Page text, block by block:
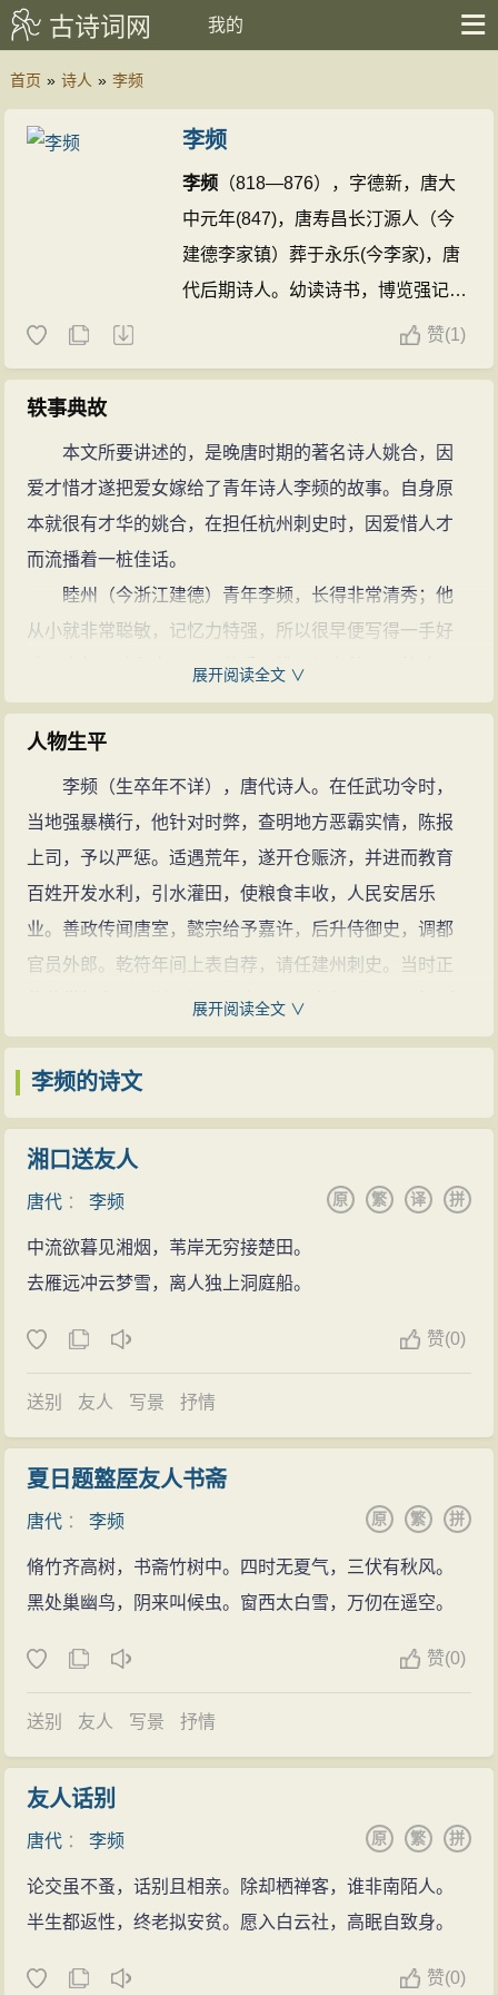
古诗词网 我的
首页 » 诗人 » 李频
李频
李频 （818—876），字德新，唐大
中元年(847)，唐寿昌长汀源人（今
建德李家镇）葬于永乐(今李家)，唐
代后期诗人。幼读诗书，博览强记，
领悟颇多。寿昌县令 穆君 游灵栖
赞(1)
轶事典故
本文所要讲述的，是晚唐时期的著名诗人姚合，因
爱才惜才遂把爱女嫁给了青年诗人李频的故事。自身原
本就很有才华的姚合，在担任杭州刺史时，因爱惜人才
而流播着一桩佳话。
睦州（今浙江建德）青年李频，长得非常清秀；他
从小就非常聪敏，记忆力特强，所以很早便写得一手好
诗。李频从诗友方干那里获悉，姚不仅有着不凡的诗
才，而且还特为赏识别人的才华。居住在西山的李频觉
得自己老住在乡下也不是久长之计，遂不远千里跑到杭
州，请姚合给他的诗作出品评；李频心想，姚的评定说
不准将会给自己有颗定心丸吃呢。
在杭州太守府里，李频把自己的身世向姚公简单扼
要地作了介绍，然后便恭恭敬敬地把随身携带着的诗文
稿呈献给他。一翻开诗文集，一首题为《湘中送友人》
的七律诗，直跃入了姚公的眼帘。读罢，姚公不禁掀髯
李频一听，既惶恐又很兴奋地向姚公深表感谢，同时自
这诗来：
中流欲暮见湘烟，岸苇无穷接楚天。
去雁远冲云梦雪，离人独上洞庭船。
风波尽日依山转，星汉通宵向水悬。
零落梅花过残腊，故园归去又新年。
“好诗啊，真是好诗！”姚合自言自语道：“首联对起的
不多见。而且此诗先写湘水连天，正为离人独往凄凉一
心说，人们传说惜才爱才的姚大人果然名不虚传！
此时，姚合手里拿着诗稿，严肃地凝视着李频并询
问：“贤契可曾成家？”李频当即恭敬作答道：“回大人，小
生由于一直攻读书史，尚且无暇顾及成家之事。”姚合便
大喜道：“本官愿以小女为君侍奉箕帚，不知意下何如？”
李频更是兴奋不已地向姚大人深施一礼道：“多谢大人垂
爱女嫁给了青年诗人李频。
因，那就是他颇为看好李的人品，也许这才是姚出嫁爱
女的主要意旨所在。事实上，此前杭州人郑巢因为颇富
才华也曾得到过姚的欣赏，姚凡是外出登临游览，就时
常把郑携带在身边，但郑并没有成为他的快婿。而李频
后来在做官时，果然为老百姓做了许多好事。他性情耿
介，守正不阿，敢于抑制非法的豪强地主和胡作非为的
又敢于顶着上头压力，开仓赈济老百姓；所以在他死
展开阅读全文 ∨
人物生平
李频（生卒年不详），唐代诗人。在任武功令时，
当地强暴横行，他针对时弊，查明地方恶霸实情，陈报
上司，予以严惩。适遇荒年，遂开仓赈济，并进而教育
百姓开发水利，引水灌田，使粮食丰收，人民安居乐
业。善政传闻唐室，懿宗给予嘉许，后升侍御史，调都
官员外郎。乾符年间上表自荐，请任建州刺史。当时正
值黄巢起义军从浙江衢州开山700里过建州，又因唐王朝
宦官擅权，藩镇割据，盗贼四起，县政不治，建州局势
相当混乱。李频到任后，首先宣布政教条例，严肃官
定，民生安宁。
首》诗：“入境当春务，农蚕事正殷。逢溪难饮马，度岭
更劳人。想取烝黎泰，无过赋敛均。不知成政后，谁是
得为邻”。足见李频非常重视农业生产和同情民间疾苦。
成李频象，立在庙殿中，以供拜念。宋人有诗“建安梨岳
李频整顿吏治，安定社会，发官仓赈济灾民，雇乡
鱼，调京任侍御史，后升任都官员外郎。不久，任建州
(今福建建瓯)刺史。频以礼法治下，深受百姓爱戴。后李
频病死任内。建州百姓举城致哀，建梨岳庙以祀之。寿
天复年间(901～904)，李频的儿子将父母棺柩运回
的大乌洲。于是李频之后裔也就定居在光泽，今人称之
展开阅读全文 ∨
李频的诗文
湘口送友人
唐代 ：李频 拼
译
繁
原
中流欲暮见湘烟，苇岸无穷接楚田。
去雁远冲云梦雪，离人独上洞庭船。
赞(0)
送别 友人 写景 抒情
夏日题盩厔友人书斋
唐代 ：李频 拼
繁
原
脩竹齐高树，书斋竹树中。四时无夏气，三伏有秋风。
黑处巢幽鸟，阴来叫候虫。窗西太白雪，万仞在遥空。
赞(0)
送别 友人 写景 抒情
友人话别
唐代 ：李频 拼
繁
原
论交虽不蚤，话别且相亲。除却栖禅客，谁非南陌人。
半生都返性，终老拟安贫。愿入白云社，高眠自致身。
赞(0)